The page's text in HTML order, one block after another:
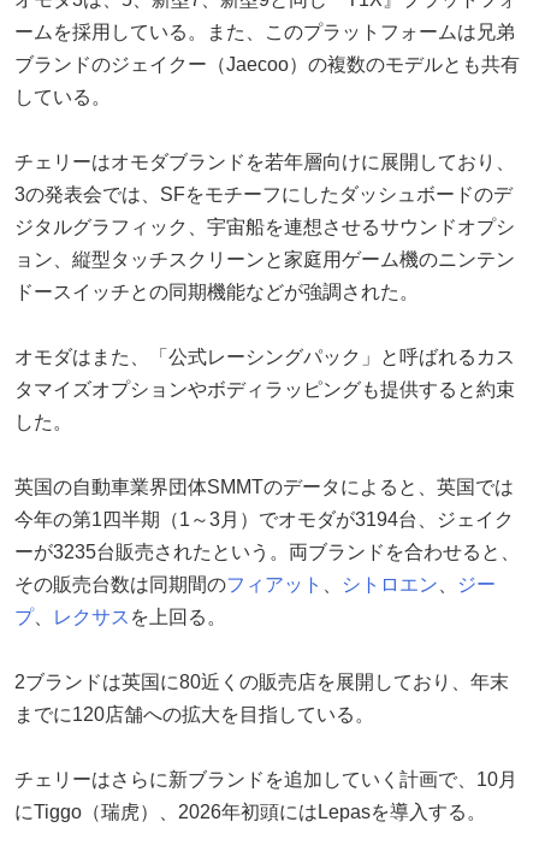
ームを採用している。また、このプラットフォームは兄弟
ブランドのジェイクー（Jaecoo）の複数のモデルとも共有
している。
チェリーはオモダブランドを若年層向けに展開しており、
3の発表会では、SFをモチーフにしたダッシュボードのデ
ジタルグラフィック、宇宙船を連想させるサウンドオプシ
ョン、縦型タッチスクリーンと家庭用ゲーム機のニンテン
ドースイッチとの同期機能などが強調された。
オモダはまた、「公式レーシングパック」と呼ばれるカス
タマイズオプションやボディラッピングも提供すると約束
した。
英国の自動車業界団体SMMTのデータによると、英国では
今年の第1四半期（1～3月）でオモダが3194台、ジェイク
ーが3235台販売されたという。両ブランドを合わせると、
その販売台数は同期間のフィアット シトロエン
ジー
プ、 レクサス を上回る。
2ブランドは英国に80近くの販売店を展開しており、年末
までに120店舗への拡大を目指している。
チェリーはさらに新ブランドを追加していく計画で、10月
にTiggo（瑞虎）、2026年初頭にはLepasを導入する。